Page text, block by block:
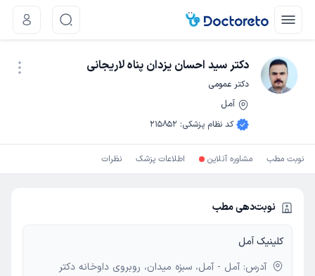
دکتر سید احسان یزدان پناه لاریجانی
دکتر عمومی
آمل
کد نظام پزشکی:
215852
نوبت مطب مشاوره آنلاین اطلاعات پزشک نظرات
نوبت‌دهی مطب
کلینیک آمل
آدرس: آمل - آمل، سبزه میدان، روبروی داوخانه دکتر